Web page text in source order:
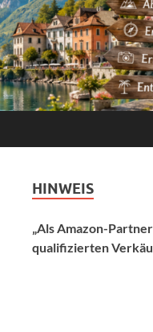
HINWEIS
„Als Amazon-
qualifizierten